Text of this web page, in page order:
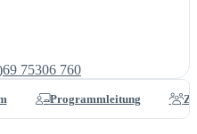
75306 760
Programmleitung